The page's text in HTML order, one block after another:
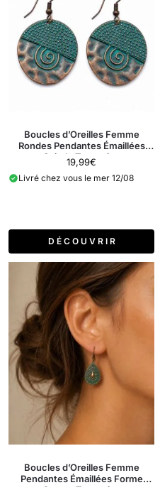
Boucles d’Oreilles Femme
Rondes Pendantes Émaillées
Spirale Turquoise
19,99€
Livré chez vous le mer 12/08
D É C O U V R I R
Boucles d’Oreilles Femme
Pendantes Émaillées Forme